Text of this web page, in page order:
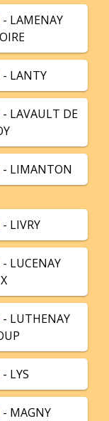
- LAMENAY
- LANTY
- LAVAULT DE
- LIMANTON
- LIVRY
- LUCENAY
- LUTHENAY
- LYS
- MAGNY